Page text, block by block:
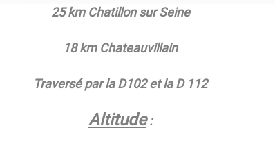
25 km Chatillon sur Seine
18 km Chateauvillain
Traversé par la D102 et la D 112
Altitude: